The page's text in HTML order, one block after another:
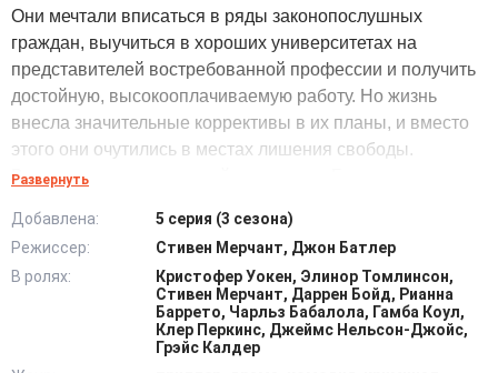
Они мечтали вписаться в ряды законопослушных
граждан, выучиться в хороших университетах на
представителей востребованной профессии и получить
достойную, высокооплачиваемую работу. Но жизнь
внесла значительные коррективы в их планы, и вместо
этого они очутились в местах лишения свободы.
В тюрьме, расположенной на окраине Бристоля, в
действующие персонажи этого телевизионного сериала,
царили суровые порядки. Несколько строгих
надзирателей пристально следили за тем, чтобы
заключенные соблюдали железную дисциплину.
Несмотря на тяжелые условия, герои свято верили в то,
что непременно настанет тот знаменательный день,
Развернуть
Добавлена:
5 серия (3 сезона)
Режиссер:
Стивен Мерчант, Джон Батлер
В ролях:
Кристофер Уокен, Элинор Томлинсон,
Стивен Мерчант, Даррен Бойд, Рианна
Баррето, Чарльз Бабалола, Гамба Коул,
Клер Перкинс, Джеймс Нельсон-Джойс,
Грэйс Калдер